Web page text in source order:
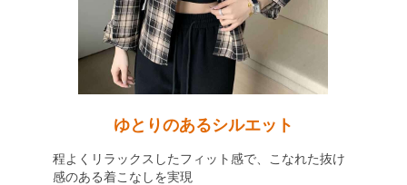
ゆとりのあるシルエット
程よくリラックスしたフィット感で、こなれた抜け
感のある着こなしを実現